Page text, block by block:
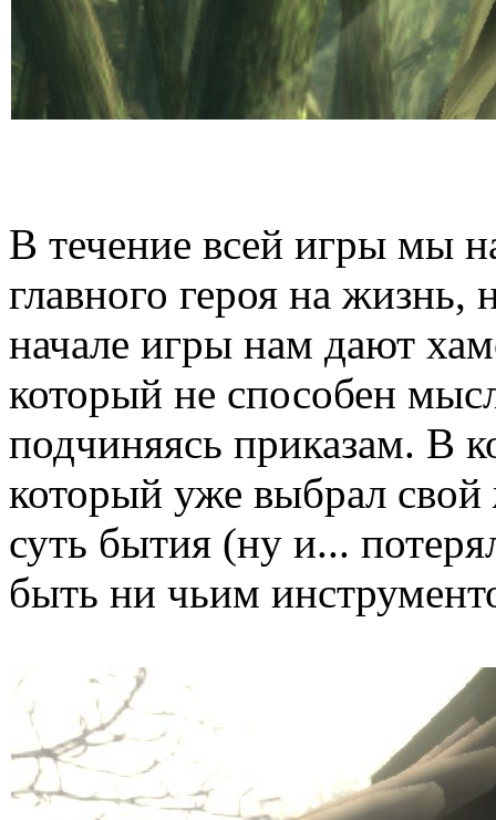
В течение всей игры мы
главного героя на жизнь,
начале игры нам дают
который не способен
подчиняясь приказам. В
который уже выбрал
суть бытия (ну и...
быть ни чьим